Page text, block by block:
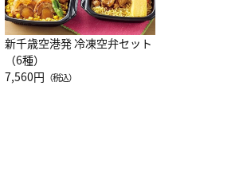
新千歳空港発 冷凍空弁セット
（6種）
7,560円 （税込）